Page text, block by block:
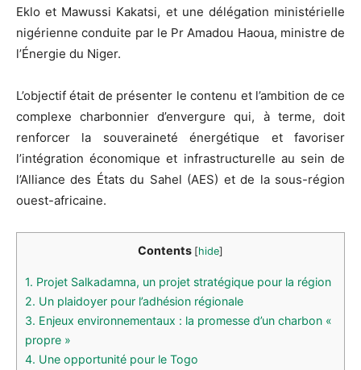
Eklo et Mawussi Kakatsi, et une délégation ministérielle
nigérienne conduite par le Pr Amadou Haoua, ministre de
l’Énergie du Niger.
L’objectif était de présenter le contenu et l’ambition de ce
complexe charbonnier d’envergure qui, à terme, doit
renforcer la souveraineté énergétique et favoriser
l’intégration économique et infrastructurelle au sein de
l’Alliance des États du Sahel (AES) et de la sous-région
ouest-africaine.
Contents [hide]
1. Projet Salkadamna, un projet stratégique pour la région
2. Un plaidoyer pour l’adhésion régionale
3. Enjeux environnementaux : la promesse d’un charbon «
propre »
4. Une opportunité pour le Togo